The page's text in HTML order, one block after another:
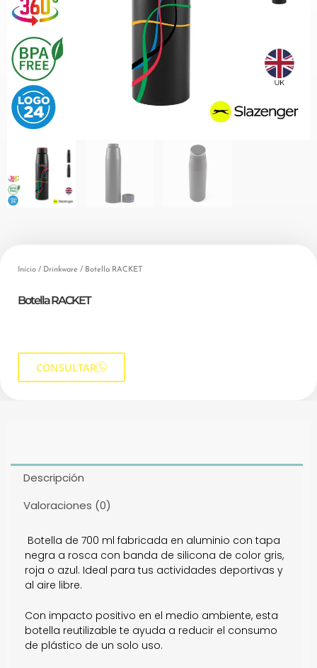
Inicio / Drinkware / Botella RACKET
Botella RACKET
CONSULTAR
Descripción
Valoraciones (0)
Botella de 700 ml fabricada en aluminio con tapa
negra a rosca con banda de silicona de color gris,
roja o azul. Ideal para tus actividades deportivas y
al aire libre.
Con impacto positivo en el medio ambiente, esta
botella reutilizable te ayuda a reducir el consumo
de plástico de un solo uso.